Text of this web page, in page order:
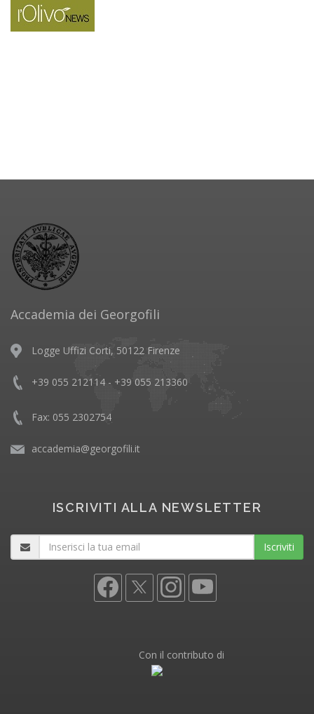
Accademia dei Georgofili
Logge Uffizi Corti, 50122 Firenze
+39 055 212114 - +39 055 213360
Fax: 055 2302754
accademia@georgofili.it
ISCRIVITI ALLA NEWSLETTER
Iscriviti
Con il contributo di